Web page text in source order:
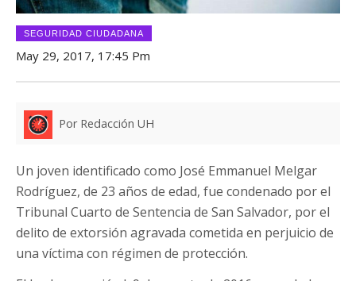
SEGURIDAD CIUDADANA
May 29, 2017, 17:45 Pm
Por Redacción UH
Un joven identificado como José Emmanuel Melgar
Rodríguez, de 23 años de edad, fue condenado por el
Tribunal Cuarto de Sentencia de San Salvador, por el
delito de extorsión agravada cometida en perjuicio de
una víctima con régimen de protección.